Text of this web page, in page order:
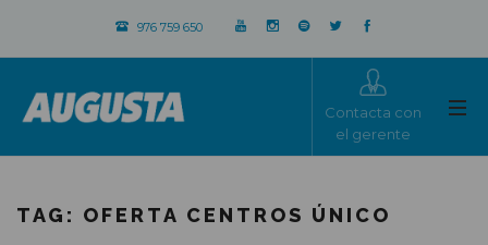
976 759 650
Contacta con
el gerente
TAG: OFERTA CENTROS ÚNICO